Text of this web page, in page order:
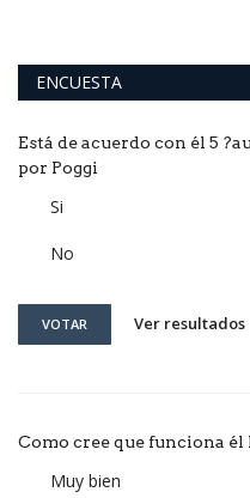
ENCUESTA
Está de acuerdo con él 5
por Poggi
Si
No
VOTAR Ver resultados
Como cree que funciona
Muy bien